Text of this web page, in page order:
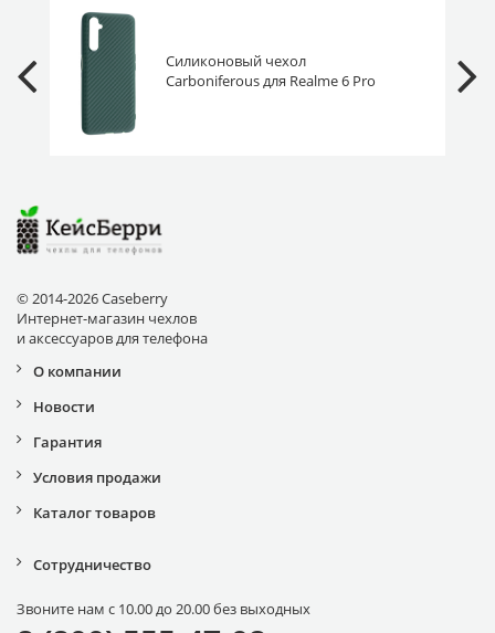
Силиконовый чехол
Carboniferous для Realme 6 Pro
© 2014-2026 Caseberry
Интернет-магазин чехлов
и аксессуаров для телефона
О компании
Новости
Гарантия
Условия продажи
Каталог товаров
Сотрудничество
Звоните нам с 10.00 до 20.00 без выходных